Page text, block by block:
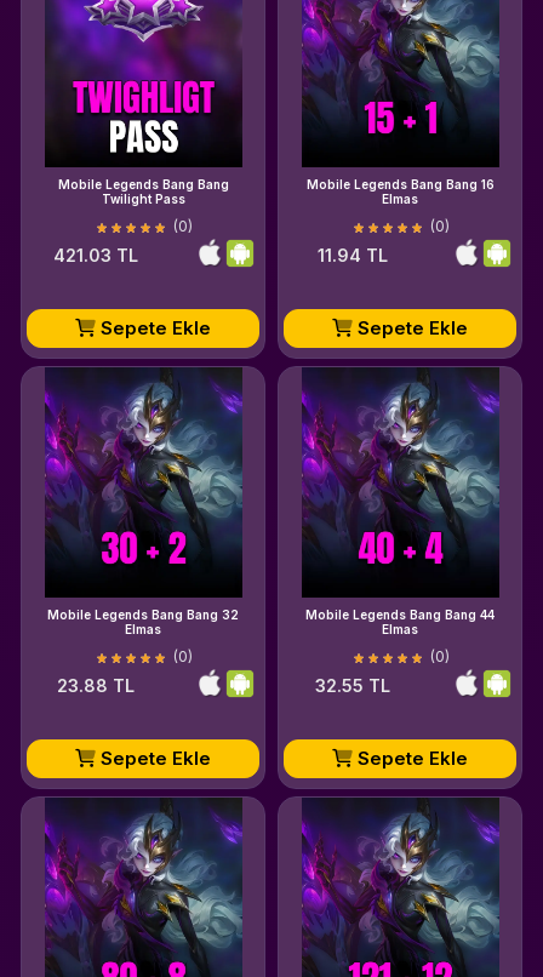
Mobile Legends Bang Bang
Twilight Pass
(0)
421.03 TL
Sepete Ekle
Mobile Legends Bang Bang 16
Elmas
(0)
11.94 TL
Sepete Ekle
Mobile Legends Bang Bang 32
Elmas
(0)
23.88 TL
Sepete Ekle
Mobile Legends Bang Bang 44
Elmas
(0)
32.55 TL
Sepete Ekle